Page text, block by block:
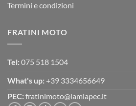
Termini e condizioni
FRATINI MOTO
Tel: 075 518 1504
What's up: +39 3334656649
PEC: fratinimoto@lamiapec.it